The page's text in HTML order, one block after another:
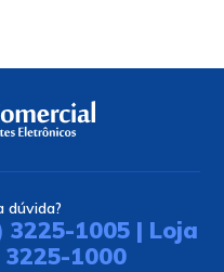
dúvida?
3225-1005 | Loja
1000